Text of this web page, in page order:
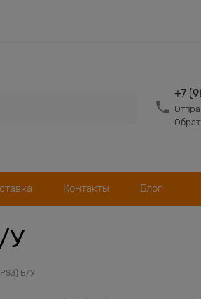
+7
Контакты Блог
У
Б/У